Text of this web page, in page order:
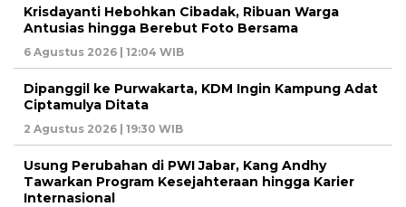
Krisdayanti Hebohkan Cibadak, Ribuan Warga
Antusias hingga Berebut Foto Bersama
6 Agustus 2026 | 12:04 WIB
Dipanggil ke Purwakarta, KDM Ingin Kampung Adat
Ciptamulya Ditata
2 Agustus 2026 | 19:30 WIB
Usung Perubahan di PWI Jabar, Kang Andhy
Tawarkan Program Kesejahteraan hingga Karier
Internasional